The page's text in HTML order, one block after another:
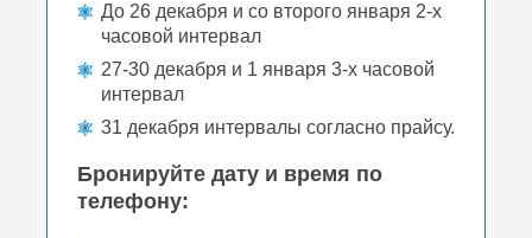
До 26 декабря и со второго января 2-х
часовой интервал
27-30 декабря и 1 января 3-х часовой
интервал
31 декабря интервалы согласно прайсу.
Бронируйте дату и время по
телефону: